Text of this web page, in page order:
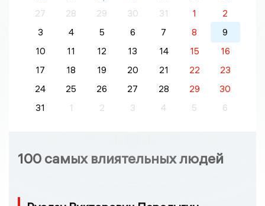
27
28 29 30 31 1
2
3
4 5 6 7 8
9
10
11 12 13 14 15
16
17
18 19 20 21 22
23
24
25 26 27 28 29
30
31
1 2 3 4 5 6
100 самых влиятельных людей